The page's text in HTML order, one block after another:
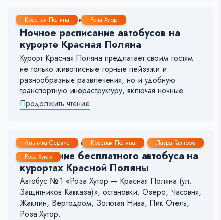
Красная Поляна Роза Хутор
27 Дек, 2024 1-2 мин. 684
Ночное расписание автобусов на
курорте Красная Поляна
Курорт Красная Поляна предлагает своим гостям
не только живописные горные пейзажи и
разнообразные развлечения, но и удобную
транспортную инфраструктуру, включая ночные
Продолжить чтение
Альпика Сервис Красная Поляна
Лаура Газпром
Роза Хутор
25 Дек, 2024 5-6 мин. 2612 21
Расписание бесплатного автобуса на
курортах Красной Поляны
Автобус № 1 «Роза Хутор — Красная Поляна (ул.
Защитников Кавказа)», остановки: Озеро, Часовня,
Жаклин, Вертодром, Золотая Нива, Пик Отель,
Роза Хутор.